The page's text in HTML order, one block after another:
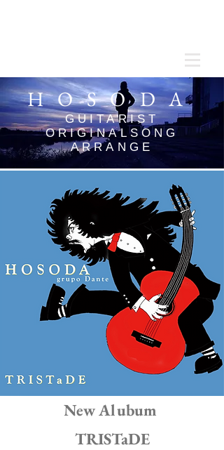
HOSODA
GUITARIST
ORIGINALSONG
ARRANGE
New Alubum
TRISTaDE